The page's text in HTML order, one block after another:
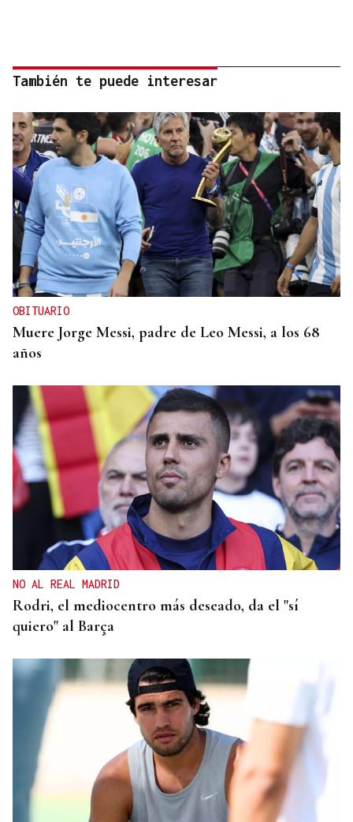
También te puede interesar
OBITUARIO
Muere Jorge Messi, padre de Leo Messi, a los 68
años
NO AL REAL MADRID
Rodri, el mediocentro más deseado, da el "sí
quiero" al Barça